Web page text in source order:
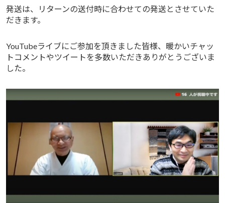
発送は、リターンの送付時に合わせての発送とさせていた
だきます。
YouTubeライブにご参加を頂きました皆様、暖かいチャッ
トコメントやツイートを多数いただきありがとうございま
した。